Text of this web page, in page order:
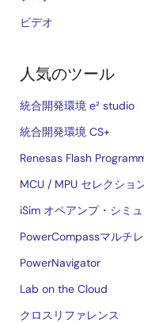
ビデオ
人気のツール
統合開発環境 e² studio
統合開発環境 CS+
Renesas Flash
MCU / MPU セレクショ
iSim オペアンプ・シミ
PowerCompassマルチ
PowerNavigator
Lab on the Cloud
クロスリファレンス